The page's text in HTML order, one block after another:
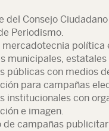
del Consejo
Periodismo.
mercadotecnia política
municipales, estatales
públicas con medios
para campañas
institucionales con
e imagen.
de campañas